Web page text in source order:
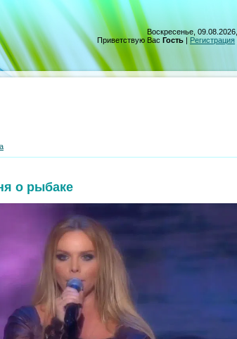
Воскресенье,
Приветствую Вас Гость | Регистрация
о рыбаке